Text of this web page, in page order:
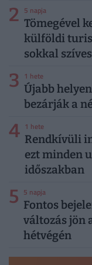
2 5 napja
Tömegével
külföldi
sokkal
3 1 hete
Újabb
bezárják a
4 1 hete
Rendkívüli
ezt minden
időszakban
5 5 napja
Fontos
változás jön
hétvégén